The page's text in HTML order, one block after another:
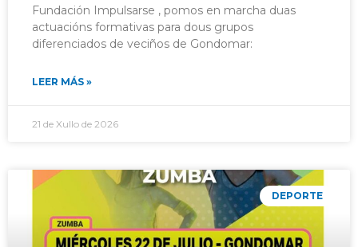
Fundación Impulsarse , pomos en marcha duas
actuacións formativas para dous grupos
diferenciados de veciños de Gondomar:
LEER MÁS »
21 de Xullo de 2026
DEPORTE